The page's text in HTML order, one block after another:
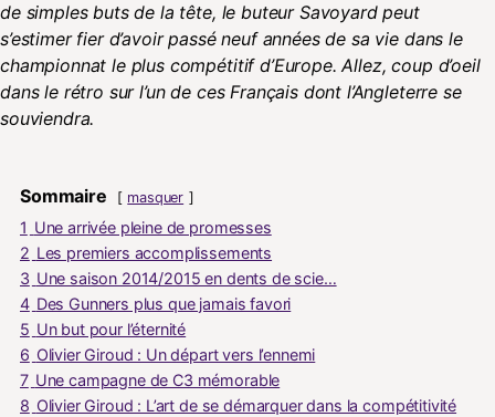
de simples buts de la tête, le buteur Savoyard peut
s’estimer fier d’avoir passé neuf années de sa vie dans le
championnat le plus compétitif d’Europe. Allez, coup d’oeil
dans le rétro sur l’un de ces Français dont l’Angleterre se
souviendra.
Sommaire masquer
1 Une arrivée pleine de promesses
2 Les premiers accomplissements
3 Une saison 2014/2015 en dents de scie…
4 Des Gunners plus que jamais favori
5 Un but pour l’éternité
6 Olivier Giroud : Un départ vers l’ennemi
7 Une campagne de C3 mémorable
8 Olivier Giroud : L’art de se démarquer dans la compétitivité